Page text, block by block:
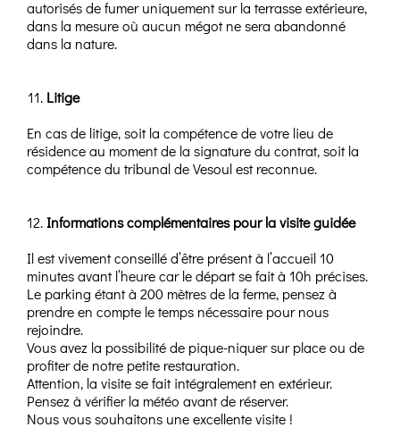
autorisés de fumer uniquement sur la terrasse extérieure,
dans la mesure où aucun mégot ne sera abandonné
dans la nature.
Litige
En cas de litige, soit la compétence de votre lieu de
résidence au moment de la signature du contrat, soit la
compétence du tribunal de Vesoul est reconnue.
Informations complémentaires pour la visite guidée
Il est vivement conseillé d’être présent à l’accueil 10
minutes avant l’heure car le départ se fait à 10h précises.
Le parking étant à 200 mètres de la ferme, pensez à
prendre en compte le temps nécessaire pour nous
rejoindre.
Vous avez la possibilité de pique-niquer sur place ou de
profiter de notre petite restauration.
Attention, la visite se fait intégralement en extérieur.
Pensez à vérifier la météo avant de réserver.
Nous vous souhaitons une excellente visite !